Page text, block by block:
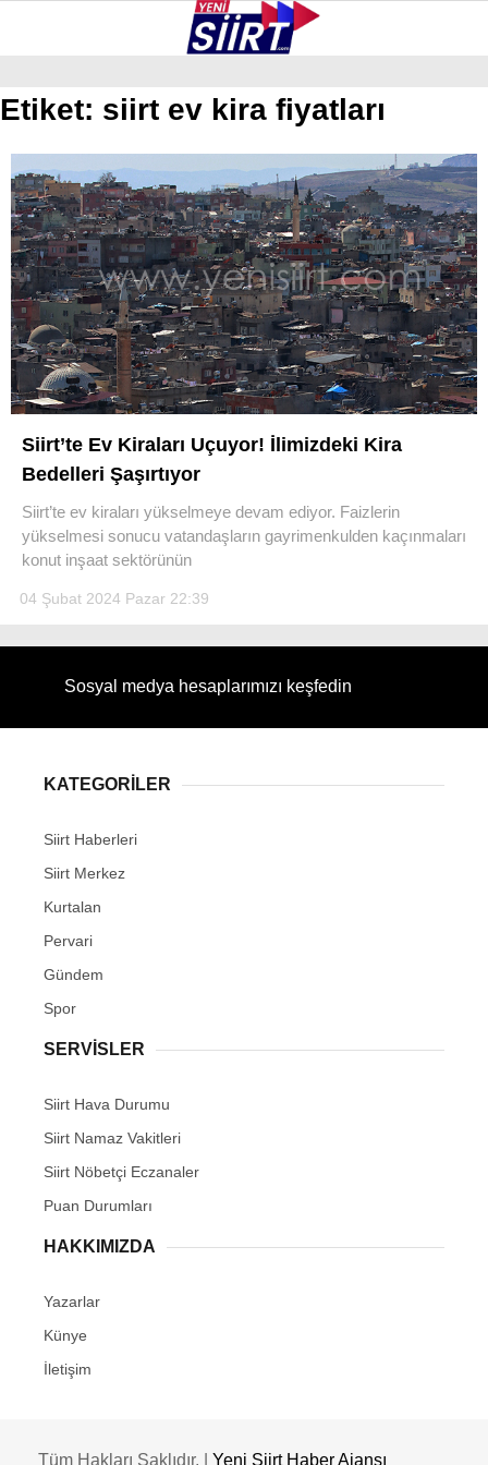
Facebook
GALERİ VİDEO YAZARLAR
KURTALAN
ERUH
BAYKAN
PERVARI
ŞIRVAN
TILLO
GÜNDEM
NÖBETÇI ECZANELER
Etiket: siirt ev kira fiyatları
Siirt’te Ev Kiraları Uçuyor! İlimizdeki Kira
Bedelleri Şaşırtıyor
Siirt’te ev kiraları yükselmeye devam ediyor. Faizlerin
yükselmesi sonucu vatandaşların gayrimenkulden kaçınmaları
konut inşaat sektörünün
04 Şubat 2024 Pazar 22:39
Sosyal medya hesaplarımızı keşfedin
KATEGORİLER
Siirt Haberleri
Siirt Merkez
Kurtalan
Pervari
Gündem
Spor
SERVİSLER
Siirt Hava Durumu
Siirt Namaz Vakitleri
Siirt Nöbetçi Eczanaler
Puan Durumları
HAKKIMIZDA
Yazarlar
Künye
İletişim
Tüm Hakları Saklıdır. | Yeni Siirt Haber Ajansı